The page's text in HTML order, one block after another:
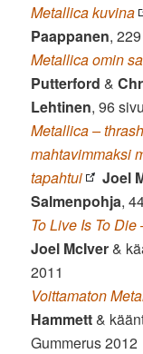
Metallica kuvina
Paappanen,
Metallica omin
Putterford &
Lehtinen, 96
Metallica –
mahtavimmaksi
tapahtui
Joel
Salmenpohja,
To Live Is To
Joel McIver&
2011
Voittamaton
Hammett&
Gummerus 2012